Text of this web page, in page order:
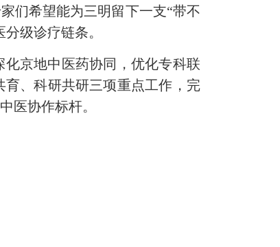
们希望能为三明留下一支“带不
级诊疗链条。
京地中医药协同，优化专科联
、科研共研三项重点工作，完
医协作标杆。